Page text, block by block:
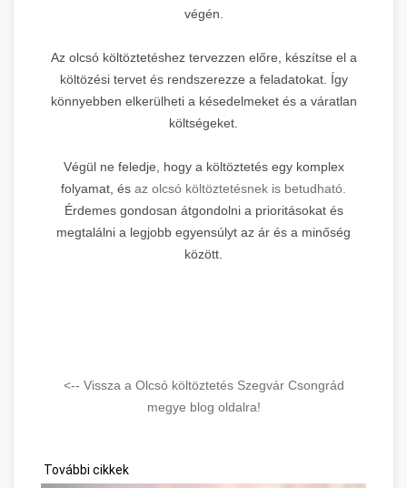
végén.
Az olcsó költöztetéshez tervezzen előre, készítse el a
költözési tervet és rendszerezze a feladatokat. Így
könnyebben elkerülheti a késedelmeket és a váratlan
költségeket.
Végül ne feledje, hogy a költöztetés egy komplex
folyamat, és az olcsó költöztetésnek is betudható.
Érdemes gondosan átgondolni a prioritásokat és
megtalálni a legjobb egyensúlyt az ár és a minőség
között.
<-- Vissza a Olcsó költöztetés Szegvár Csongrád
megye blog oldalra!
További cikkek